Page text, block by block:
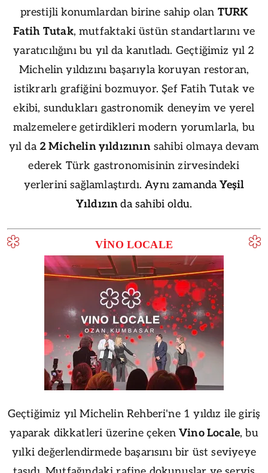
prestijli konumlardan birine sahip olan TURK
Fatih Tutak, mutfaktaki üstün standartlarını ve
yaratıcılığını bu yıl da kanıtladı. Geçtiğimiz yıl 2
Michelin yıldızını başarıyla koruyan restoran,
istikrarlı grafiğini bozmuyor. Şef Fatih Tutak ve
ekibi, sundukları gastronomik deneyim ve yerel
malzemelere getirdikleri modern yorumlarla, bu
yıl da2 Michelin yıldızınınsahibi olmaya devam
ederek Türk gastronomisinin zirvesindeki
yerlerini sağlamlaştırdı.Aynı zamandaYeşil
Yıldızında sahibi oldu.
VİNO LOCALE
Geçtiğimiz yıl Michelin Rehberi'ne 1 yıldız ile giriş
yaparak dikkatleri üzerine çekenVino Locale, bu
yılki değerlendirmede başarısını bir üst seviyeye